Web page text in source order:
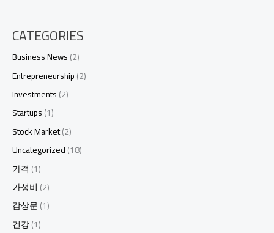
CATEGORIES
Business News(2)
Entrepreneurship(2)
Investments(2)
Startups(1)
Stock Market(2)
Uncategorized(18)
가격 (1)
가성비 (2)
감상문(1)
건강(1)